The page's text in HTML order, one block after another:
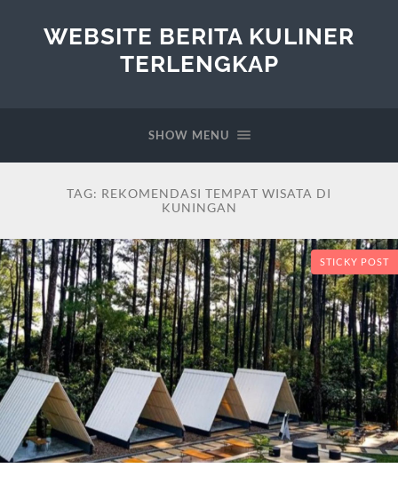
WEBSITE BERITA KULINER
TERLENGKAP
SHOW MENU
TAG: REKOMENDASI TEMPAT WISATA DI
KUNINGAN
STICKY POST